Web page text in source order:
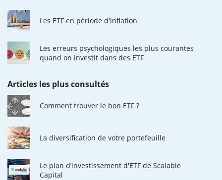
Les ETF en période d'inflation
Les erreurs psychologiques les plus courantes
quand on investit dans des ETF
Articles les plus consultés
Comment trouver le bon ETF ?
La diversification de votre portefeuille
Le plan d’investissement d'ETF de Scalable
Capital